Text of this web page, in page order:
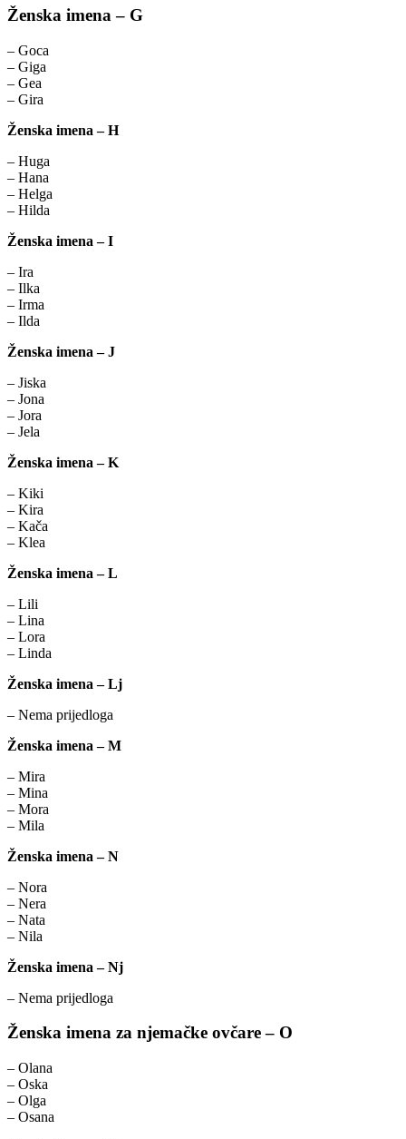
Ženska imena – G
– Goca
– Giga
– Gea
– Gira
Ženska imena – H
– Huga
– Hana
– Helga
– Hilda
Ženska imena – I
– Ira
– Ilka
– Irma
– Ilda
Ženska imena – J
– Jiska
– Jona
– Jora
– Jela
Ženska imena – K
– Kiki
– Kira
– Kača
– Klea
Ženska imena – L
– Lili
– Lina
– Lora
– Linda
Ženska imena – Lj
– Nema prijedloga
Ženska imena – M
– Mira
– Mina
– Mora
– Mila
Ženska imena – N
– Nora
– Nera
– Nata
– Nila
Ženska imena – Nj
– Nema prijedloga
Ženska imena za njemačke ovčare – O
– Olana
– Oska
– Olga
– Osana